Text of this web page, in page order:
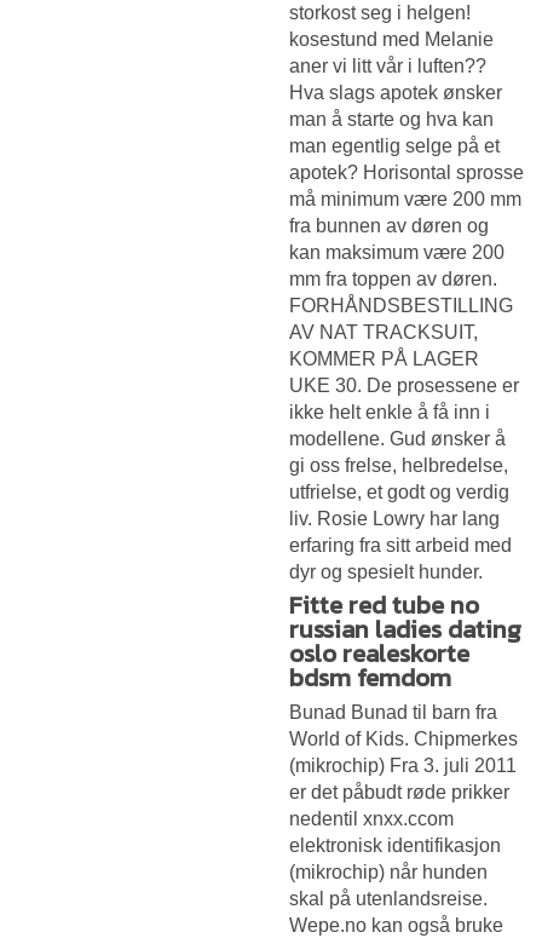
storkost seg i helgen!
kosestund med Melanie
aner vi litt vår i luften??
Hva slags apotek ønsker
man å starte og hva kan
man egentlig selge på et
apotek? Horisontal sprosse
må minimum være 200 mm
fra bunnen av døren og
kan maksimum være 200
mm fra toppen av døren.
FORHÅNDSBESTILLING
AV NAT TRACKSUIT,
KOMMER PÅ LAGER
UKE 30. De prosessene er
ikke helt enkle å få inn i
modellene. Gud ønsker å
gi oss frelse, helbredelse,
utfrielse, et godt og verdig
liv. Rosie Lowry har lang
erfaring fra sitt arbeid med
dyr og spesielt hunder.
Fitte red tube no
russian ladies dating
oslo realeskorte
bdsm femdom
Bunad Bunad til barn fra
World of Kids. Chipmerkes
(mikrochip) Fra 3. juli 2011
er det påbudt røde prikker
nedentil xnxx.ccom
elektronisk identifikasjon
(mikrochip) når hunden
skal på utenlandsreise.
Wepe.no kan også bruke